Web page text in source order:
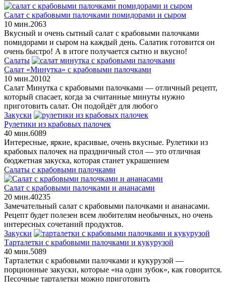
Салат с крабовыми палочками помидорами и сыром
10 мин.2063
Вкусный и очень сытный салат с крабовыми палочками
помидорами и сыром на каждый день. Салатик готовится он
очень быстро! А в итоге получается сытно и вкусно!
Салаты
Салат «Минутка» с крабовыми палочками
10 мин.20102
Салат Минутка с крабовыми палочками — отличный рецепт,
который спасает, когда за считанные минуты нужно
приготовить салат. Он подойдёт для любого
Закуски
Рулетики из крабовых палочек
40 мин.6089
Интересные, яркие, красивые, очень вкусные. Рулетики из
крабовых палочек на праздничный стол — это отличная
бюджетная закуска, которая станет украшением
Салаты с крабовыми палочками
Салат с крабовыми палочками и ананасами
20 мин.40235
Замечательный салат с крабовыми палочками и ананасами.
Рецепт будет полезен всем любителям необычных, но очень
интересных сочетаний продуктов.
Закуски
Тарталетки с крабовыми палочками и кукурузой
40 мин.5089
Тарталетки с крабовыми палочками и кукурузой —
порционные закуски, которые «на один зубок», как говорится.
Песочные тарталетки можно приготовить